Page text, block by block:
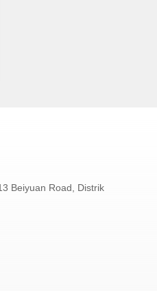
Beiyuan Road, Distrik